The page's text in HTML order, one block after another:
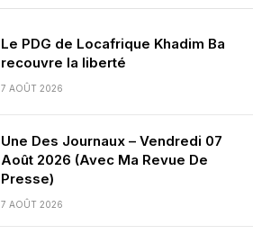
Le PDG de Locafrique Khadim Ba
recouvre la liberté
7 AOÛT 2026
Une Des Journaux – Vendredi 07
Août 2026 (Avec Ma Revue De
Presse)
7 AOÛT 2026